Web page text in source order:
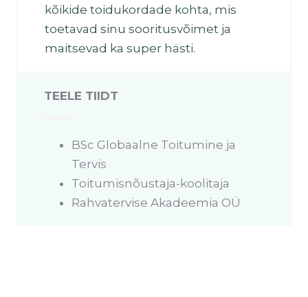
kõikide toidukordade kohta, mis
toetavad sinu sooritusvõimet ja
maitsevad ka super hästi.
TEELE TIIDT
BSc Globaalne Toitumine ja
Tervis
Toitumisnõustaja-koolitaja
Rahvatervise Akadeemia OÜ